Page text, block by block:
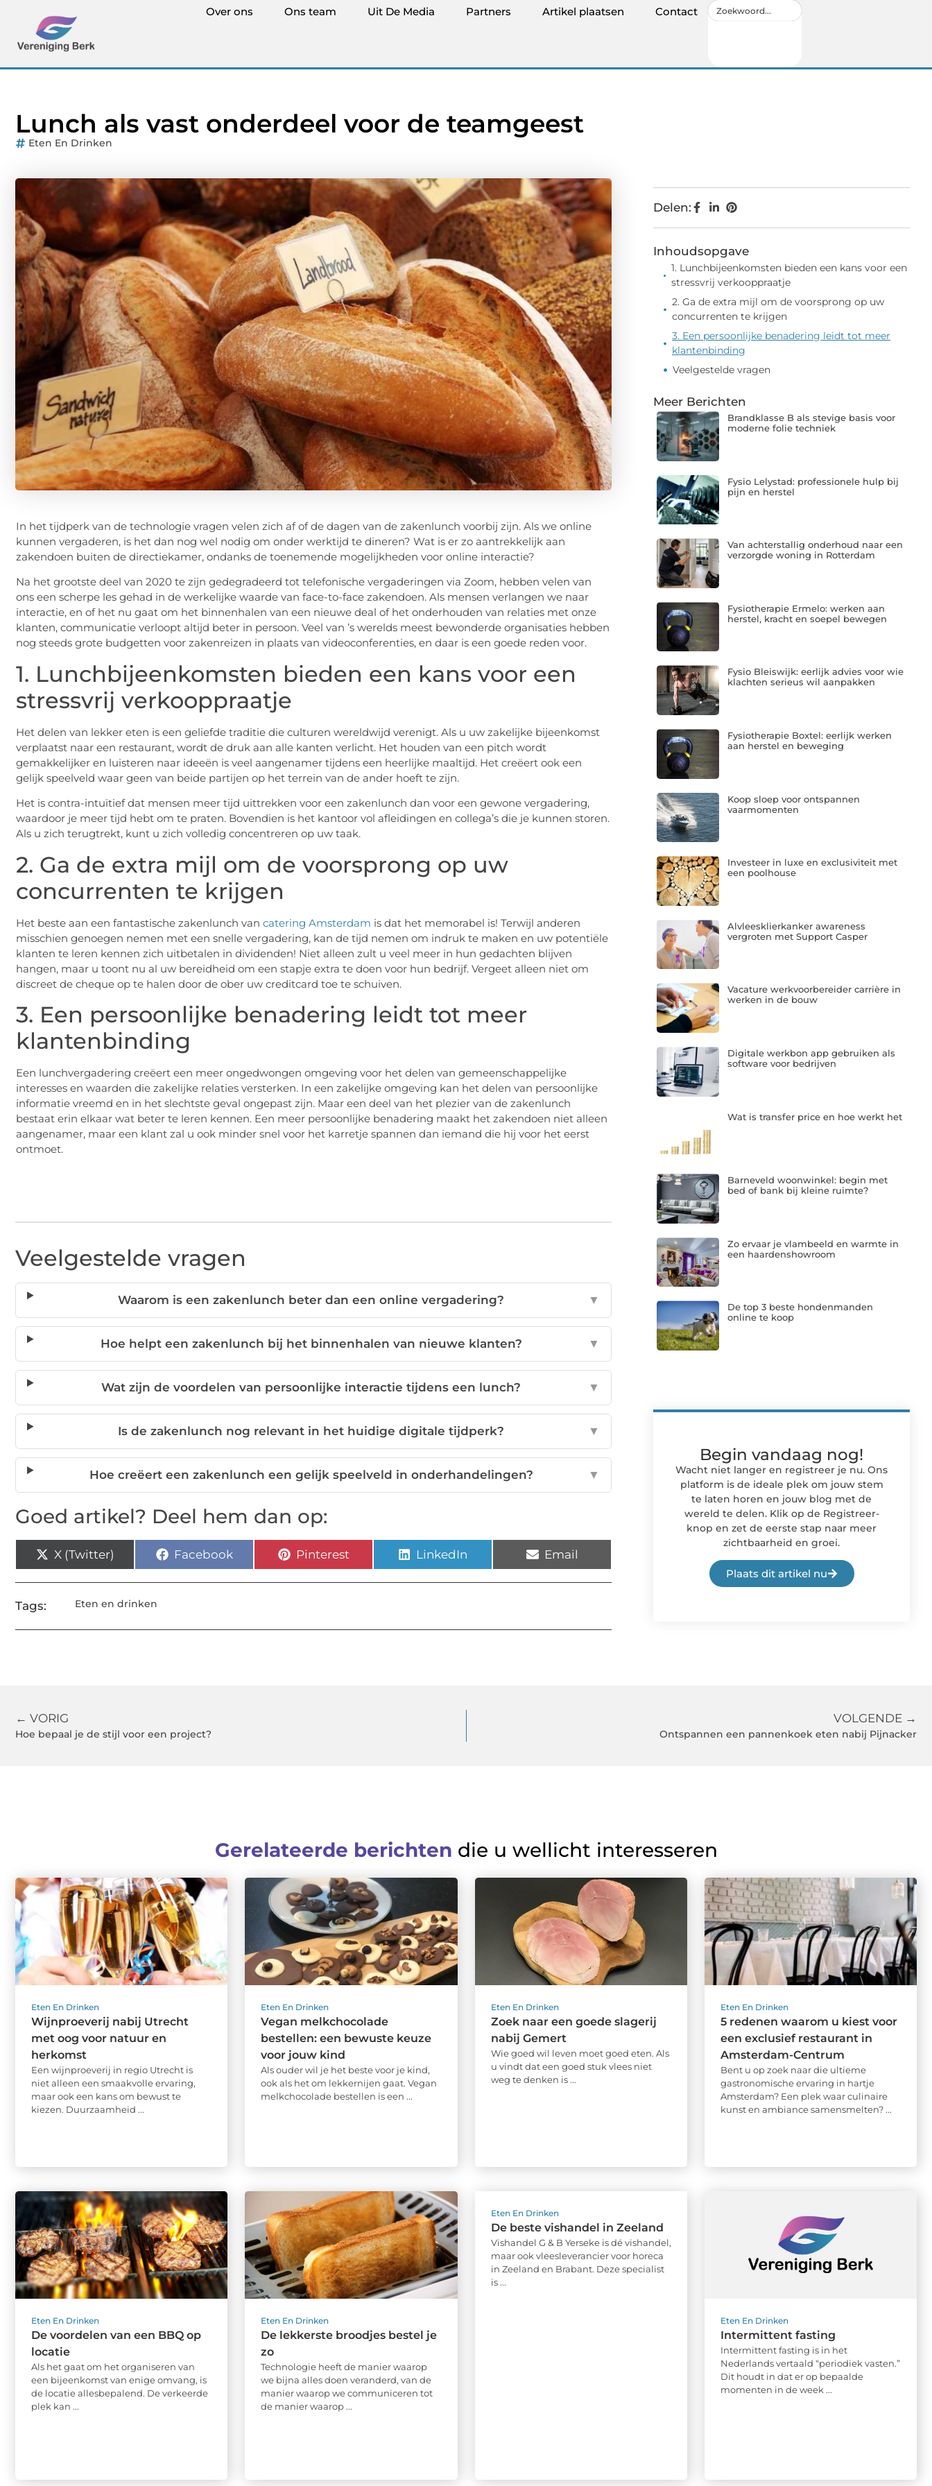
Over ons Ons team Uit De Media Partners Artikel plaatsen Contact
Lunch als vast onderdeel voor de teamgeest
Eten En Drinken
In het tijdperk van de technologie vragen velen zich af of de dagen van de zakenlunch voorbij zijn. Als we online
kunnen vergaderen, is het dan nog wel nodig om onder werktijd te dineren? Wat is er zo aantrekkelijk aan
zakendoen buiten de directiekamer, ondanks de toenemende mogelijkheden voor online interactie?
Na het grootste deel van 2020 te zijn gedegradeerd tot telefonische vergaderingen via Zoom, hebben velen van
ons een scherpe les gehad in de werkelijke waarde van face-to-face zakendoen. Als mensen verlangen we naar
interactie, en of het nu gaat om het binnenhalen van een nieuwe deal of het onderhouden van relaties met onze
klanten, communicatie verloopt altijd beter in persoon. Veel van ’s werelds meest bewonderde organisaties hebben
nog steeds grote budgetten voor zakenreizen in plaats van videoconferenties, en daar is een goede reden voor.
1. Lunchbijeenkomsten bieden een kans voor een
stressvrij verkooppraatje
Het delen van lekker eten is een geliefde traditie die culturen wereldwijd verenigt. Als u uw zakelijke bijeenkomst
verplaatst naar een restaurant, wordt de druk aan alle kanten verlicht. Het houden van een pitch wordt
gemakkelijker en luisteren naar ideeën is veel aangenamer tijdens een heerlijke maaltijd. Het creëert ook een
gelijk speelveld waar geen van beide partijen op het terrein van de ander hoeft te zijn.
Het is contra-intuïtief dat mensen meer tijd uittrekken voor een zakenlunch dan voor een gewone vergadering,
waardoor je meer tijd hebt om te praten. Bovendien is het kantoor vol afleidingen en collega’s die je kunnen storen.
Als u zich terugtrekt, kunt u zich volledig concentreren op uw taak.
2. Ga de extra mijl om de voorsprong op uw
concurrenten te krijgen
Het beste aan een fantastische zakenlunch van catering Amsterdam is dat het memorabel is! Terwijl anderen
misschien genoegen nemen met een snelle vergadering, kan de tijd nemen om indruk te maken en uw potentiële
klanten te leren kennen zich uitbetalen in dividenden! Niet alleen zult u veel meer in hun gedachten blijven
hangen, maar u toont nu al uw bereidheid om een stapje extra te doen voor hun bedrijf. Vergeet alleen niet om
discreet de cheque op te halen door de ober uw creditcard toe te schuiven.
3. Een persoonlijke benadering leidt tot meer
klantenbinding
Een lunchvergadering creëert een meer ongedwongen omgeving voor het delen van gemeenschappelijke
interesses en waarden die zakelijke relaties versterken. In een zakelijke omgeving kan het delen van persoonlijke
informatie vreemd en in het slechtste geval ongepast zijn. Maar een deel van het plezier van de zakenlunch
bestaat erin elkaar wat beter te leren kennen. Een meer persoonlijke benadering maakt het zakendoen niet alleen
aangenamer, maar een klant zal u ook minder snel voor het karretje spannen dan iemand die hij voor het eerst
ontmoet.
Veelgestelde vragen
Waarom is een zakenlunch beter dan een online vergadering? ▼
Hoe helpt een zakenlunch bij het binnenhalen van nieuwe klanten? ▼
Wat zijn de voordelen van persoonlijke interactie tijdens een lunch? ▼
Is de zakenlunch nog relevant in het huidige digitale tijdperk? ▼
Hoe creëert een zakenlunch een gelijk speelveld in onderhandelingen? ▼
Goed artikel? Deel hem dan op:
X (Twitter) Facebook Pinterest LinkedIn Email
Tags: Eten en drinken
Delen:
Inhoudsopgave
1. Lunchbijeenkomsten bieden een kans voor een
stressvrij verkooppraatje
2. Ga de extra mijl om de voorsprong op uw
concurrenten te krijgen
3. Een persoonlijke benadering leidt tot meer
klantenbinding
Veelgestelde vragen
Meer Berichten
Brandklasse B als stevige basis voor
moderne folie techniek
Fysio Lelystad: professionele hulp bij
pijn en herstel
Van achterstallig onderhoud naar een
verzorgde woning in Rotterdam
Fysiotherapie Ermelo: werken aan
herstel, kracht en soepel bewegen
Fysio Bleiswijk: eerlijk advies voor wie
klachten serieus wil aanpakken
Fysiotherapie Boxtel: eerlijk werken
aan herstel en beweging
Koop sloep voor ontspannen
vaarmomenten
Investeer in luxe en exclusiviteit met
een poolhouse
Alvleesklierkanker awareness
vergroten met Support Casper
Vacature werkvoorbereider carrière in
werken in de bouw
Digitale werkbon app gebruiken als
software voor bedrijven
Wat is transfer price en hoe werkt het
Barneveld woonwinkel: begin met
bed of bank bij kleine ruimte?
Zo ervaar je vlambeeld en warmte in
een haardenshowroom
De top 3 beste hondenmanden
online te koop
Begin vandaag nog!
Wacht niet langer en registreer je nu. Ons
platform is de ideale plek om jouw stem
te laten horen en jouw blog met de
wereld te delen. Klik op de Registreer-
knop en zet de eerste stap naar meer
zichtbaarheid en groei.
Plaats dit artikel nu
← VORIG
Hoe bepaal je de stijl voor een project?
VOLGENDE →
Ontspannen een pannenkoek eten nabij Pijnacker
Gerelateerde berichten die u wellicht interesseren
Eten En Drinken
Wijnproeverij nabij Utrecht
met oog voor natuur en
herkomst
Een wijnproeverij in regio Utrecht is
niet alleen een smaakvolle ervaring,
maar ook een kans om bewust te
kiezen. Duurzaamheid ...
Eten En Drinken
Vegan melkchocolade
bestellen: een bewuste keuze
voor jouw kind
Als ouder wil je het beste voor je kind,
ook als het om lekkernijen gaat. Vegan
melkchocolade bestellen is een ...
Eten En Drinken
Zoek naar een goede slagerij
nabij Gemert
Wie goed wil leven moet goed eten. Als
u vindt dat een goed stuk vlees niet
weg te denken is ...
Eten En Drinken
5 redenen waarom u kiest voor
een exclusief restaurant in
Amsterdam-Centrum
Bent u op zoek naar die ultieme
gastronomische ervaring in hartje
Amsterdam? Een plek waar culinaire
kunst en ambiance samensmelten? ...
Eten En Drinken
De voordelen van een BBQ op
locatie
Als het gaat om het organiseren van
een bijeenkomst van enige omvang, is
de locatie allesbepalend. De verkeerde
plek kan ...
Eten En Drinken
De lekkerste broodjes bestel je
zo
Technologie heeft de manier waarop
we bijna alles doen veranderd, van de
manier waarop we communiceren tot
de manier waarop ...
Eten En Drinken
De beste vishandel in Zeeland
Vishandel G & B Yerseke is dé vishandel,
maar ook vleesleverancier voor horeca
in Zeeland en Brabant. Deze specialist
is ...
Eten En Drinken
Intermittent fasting
Intermittent fasting is in het
Nederlands vertaald “periodiek vasten.”
Dit houdt in dat er op bepaalde
momenten in de week ...